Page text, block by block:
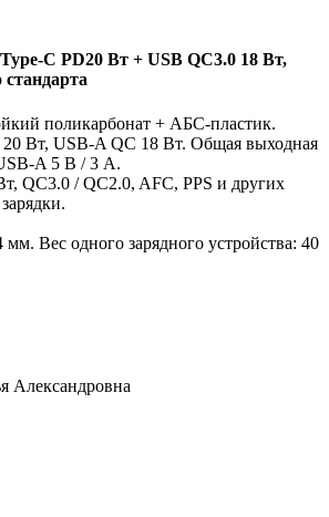
C PD20 Вт + USB QC3.0 18 Вт,
стандарта
поликарбонат + АБС-пластик.
Вт, USB-A QC 18 Вт. Общая выходная
A 5 В / 3 А.
QC3.0 / QC2.0, AFC, PPS и других
Вес одного зарядного устройства: 40
Александровна